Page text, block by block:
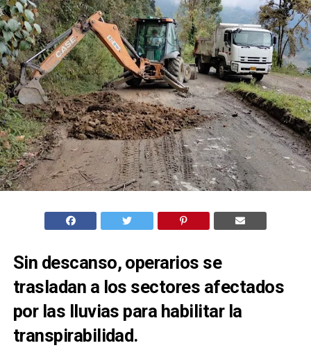
Sin descanso, operarios se
trasladan a los sectores afectados
por las lluvias para habilitar la
transpirabilidad.